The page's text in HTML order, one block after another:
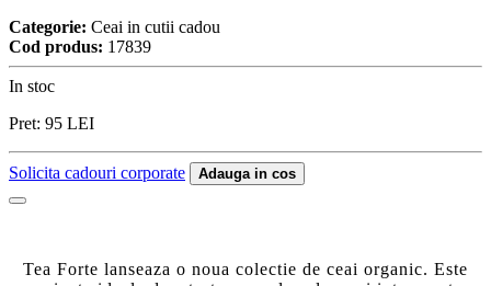
Categorie: Ceai in cutii cadou
Cod produs: 17839
In stoc
Pret: 95 LEI
Solicita cadouri corporate Adauga in cos
Tea Forte lanseaza o noua colectie de ceai organic. Este